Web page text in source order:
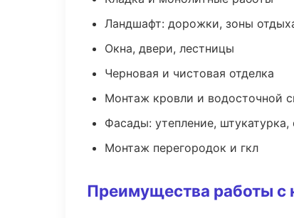
Ландшафт: дорожки, зоны
Окна, двери, лестницы
Черновая и чистовая отделка
Монтаж кровли и водосточной
Фасады: утепление, штукатурка,
Монтаж перегородок и гкл
Преимущества работы с